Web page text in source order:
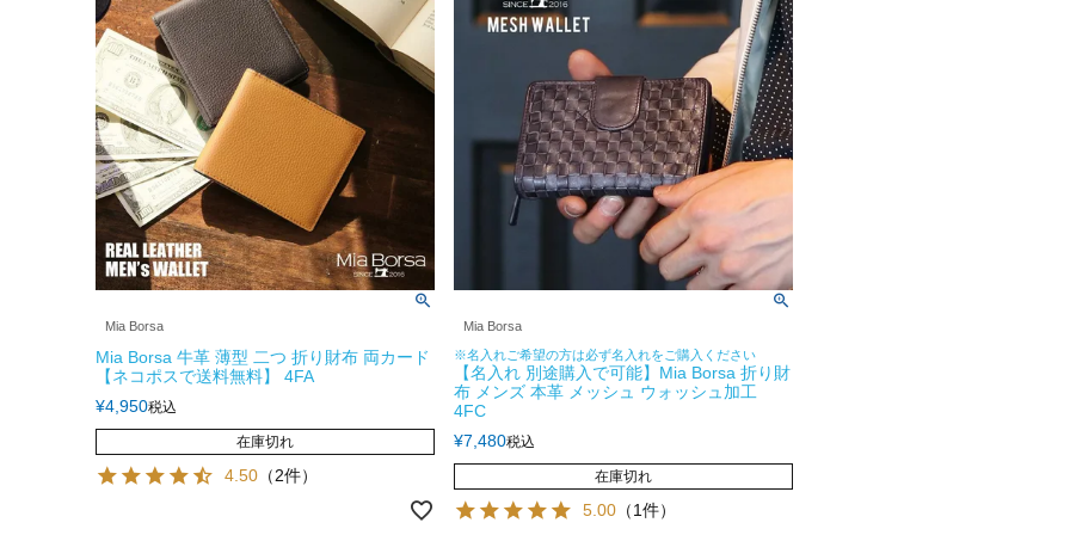
Mia Borsa
Mia Borsa 牛革 薄型 二つ 折り財布 両カード
【ネコポスで送料無料】 4FA
¥4,950税込
在庫切れ
4.50 （2件）
Mia Borsa
※名入れご希望の方は必ず名入れをご購入ください
【名入れ 別途購入で可能】Mia Borsa 折り財
布 メンズ 本革 メッシュ ウォッシュ加工
4FC
¥7,480税込
在庫切れ
5.00 （1件）